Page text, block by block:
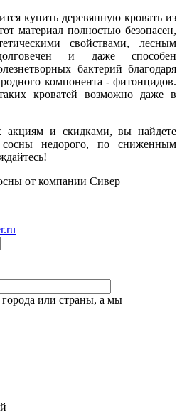
купить деревянную кровать из
материал полностью безопасен,
свойствами, лесным
и даже способен
бактерий благодаря
компонента - фитонцидов.
кроватей возможно даже в
акциям и скидками, вы найдете
недорого, по сниженным
от компании Сивер
или страны, а мы